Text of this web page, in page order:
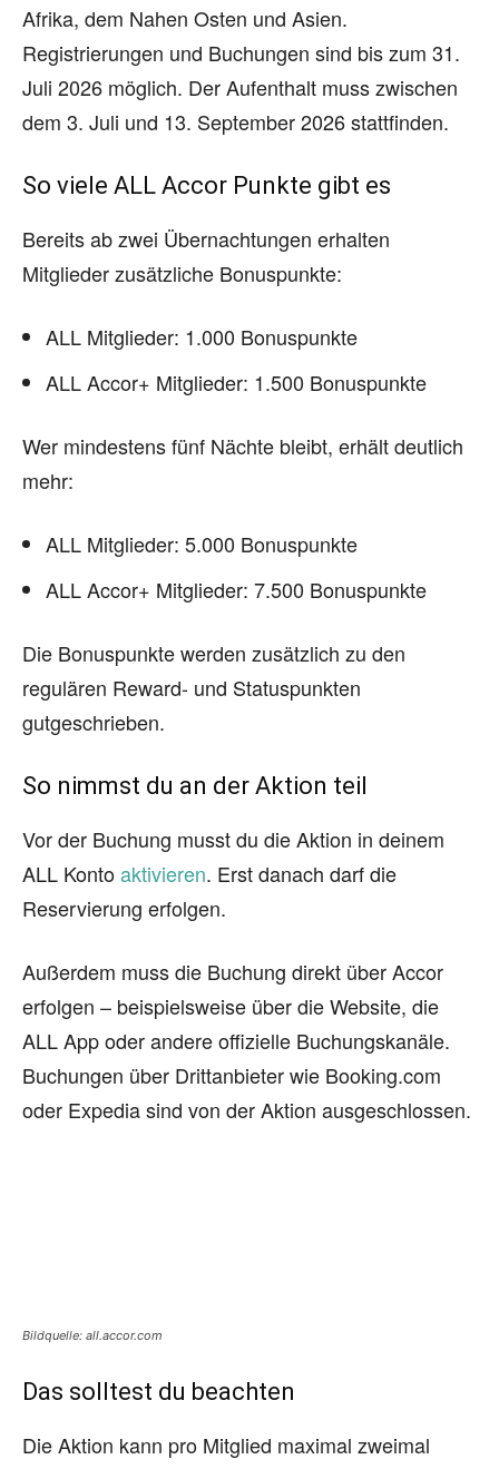
Afrika, dem Nahen Osten und Asien.
Registrierungen und Buchungen sind bis zum 31.
Juli 2026 möglich. Der Aufenthalt muss zwischen
dem 3. Juli und 13. September 2026 stattfinden.
So viele ALL Accor Punkte gibt es
Bereits ab zwei Übernachtungen erhalten
Mitglieder zusätzliche Bonuspunkte:
ALL Mitglieder: 1.000 Bonuspunkte
ALL Accor+ Mitglieder: 1.500 Bonuspunkte
Wer mindestens fünf Nächte bleibt, erhält deutlich
mehr:
ALL Mitglieder: 5.000 Bonuspunkte
ALL Accor+ Mitglieder: 7.500 Bonuspunkte
Die Bonuspunkte werden zusätzlich zu den
regulären Reward- und Statuspunkten
gutgeschrieben.
So nimmst du an der Aktion teil
Vor der Buchung musst du die Aktion in deinem
ALL Kontoaktivieren. Erst danach darf die
Reservierung erfolgen.
Außerdem muss die Buchung direkt über Accor
erfolgen – beispielsweise über die Website, die
ALL App oder andere offizielle Buchungskanäle.
Buchungen über Drittanbieter wie Booking.com
oder Expedia sind von der Aktion ausgeschlossen.
Bildquelle: all.accor.com
Das solltest du beachten
Die Aktion kann pro Mitglied maximal zweimal